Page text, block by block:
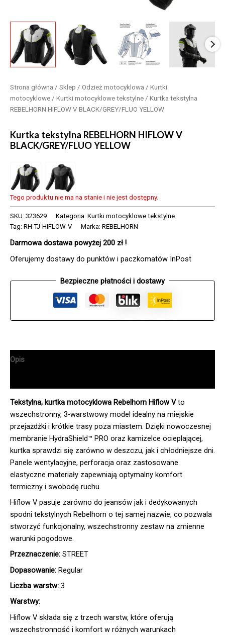
Strona główna / Sklep / Odzież motocyklowa / Kurtki
motocyklowe / Kurtki motocyklowe tekstylne / Kurtka tekstylna
REBELHORN HIFLOW V BLACK/GREY/FLUO YELLOW
Kurtka tekstylna REBELHORN HIFLOW V
BLACK/GREY/FLUO YELLOW
Tego produktu nie ma na stanie i nie jest dostępny.
SKU: 323629 Kategoria: Kurtki motocyklowe tekstylne
Tag: RH-TJ-HIFLOW-V Marka: REBELHORN
Darmowa dostawa powyżej 200 zł !
Oferujemy dostawy do punktów i paczkomatów InPost
Bezpieczne płatności i dostawy
Opis
Tekstylna, kurtka motocyklowa Rebelhorn Hiflow Vto
wszechstronny, 3-warstwowy model idealny na miejskie
przejażdżki i krótkie trasy poza miastem. Dzięki nowoczesnej
membranie HydraShield™ PRO oraz kamizelce ocieplającej,
kurtka sprawdzi się zarówno w deszczu, jak i chłodniejsze dni.
Panele wentylacyjne, perforacja oraz zastosowane
elastyczne materiały zapewniają optymalny komfort
termiczny i swobodę ruchu.
Hiflow V pasuje zarówno do jeansów jak i dedykowanych
spodni tekstylnych Rebelhorn o tej samej nazwie, co pozwala
stworzyć funkcjonalny, wszechstronny zestaw na zmienne
warunki pogodowe.
Przeznaczenie: STREET
Dopasowanie: Regular
Liczba warstw: 3
Warstwy:
Hiflow V składa się z trzech warstw, które oferują
wszechstronność i komfort w różnych warunkach